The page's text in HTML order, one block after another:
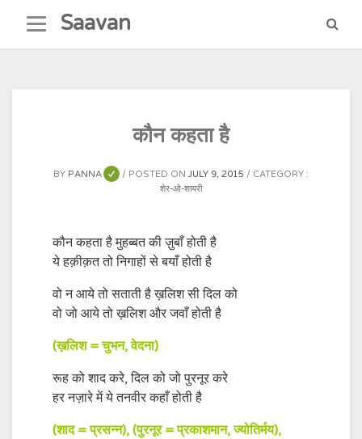
content
Saavan
कौन कहता है
BY PANNA POSTED ONJULY 9, 2015
CATEGORY :
शेर-ओ-शायरी
कौन कहता है मुहब्बत की ज़ुबाँ होती है
ये हक़ीक़त तो निगाहों से बयाँ होती है
वो न आये तो सताती है ख़लिश सी दिल को
वो जो आये तो ख़लिश और जवाँ होती है
(ख़लिश = चुभन, वेदना)
रूह को शाद करे, दिल को जो पुरनूर करे
हर नज़ारे में ये तनवीर कहाँ होती है
(शाद = प्रसन्न), (पुरनूर = प्रकाशमान, ज्योतिर्मय),